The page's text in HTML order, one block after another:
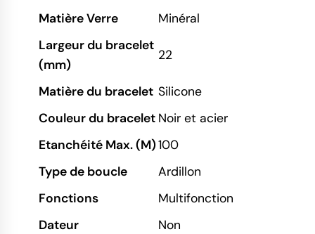
Matière Verre
Minéral
Largeur du bracelet
(mm)
22
Matière du bracelet Silicone
Couleur du bracelet Noir et acier
Etanchéité Max. (M)100
Type de boucle
Ardillon
Fonctions
Multifonction
Dateur
Non